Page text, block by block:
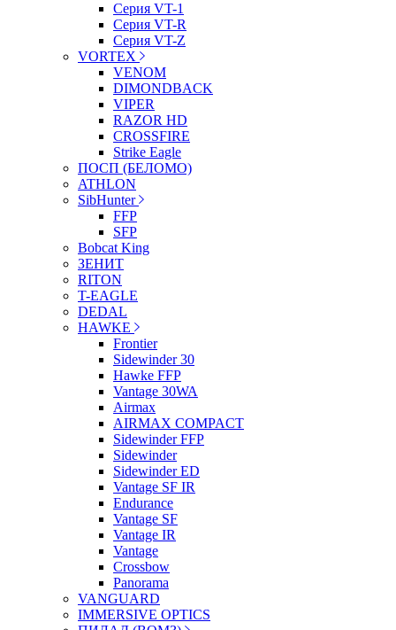
Серия VT-1
Серия VT-R
Серия VT-Z
VORTEX
VENOM
DIMONDBACK
VIPER
RAZOR HD
CROSSFIRE
Strike Eagle
ПОСП (БЕЛОМО)
ATHLON
SibHunter
FFP
SFP
Bobcat King
ЗЕНИТ
RITON
T-EAGLE
DEDAL
HAWKE
Frontier
Sidewinder 30
Hawke FFP
Vantage 30WA
Airmax
AIRMAX COMPACT
Sidewinder FFP
Sidewinder
Sidewinder ED
Vantage SF IR
Endurance
Vantage SF
Vantage IR
Vantage
Crossbow
Panorama
VANGUARD
IMMERSIVE OPTICS